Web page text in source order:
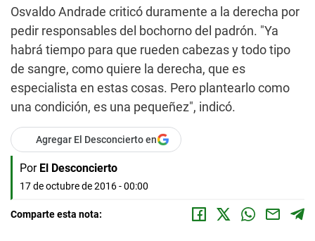
Osvaldo Andrade criticó duramente a la derecha por
pedir responsables del bochorno del padrón. "Ya
habrá tiempo para que rueden cabezas y todo tipo
de sangre, como quiere la derecha, que es
especialista en estas cosas. Pero plantearlo como
una condición, es una pequeñez", indicó.
Agregar El Desconcierto en
Por El Desconcierto
17 de octubre de 2016 - 00:00
Comparte esta nota: